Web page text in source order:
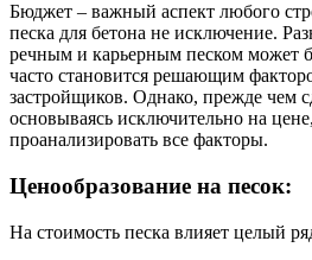
Бюджет – важный аспект любого
песка для бетона не исключение.
речным и карьерным песком может
часто становится решающим
застройщиков. Однако, прежде чем
основываясь исключительно на
проанализировать все факторы.
Ценообразование на песок:
На стоимость песка влияет целый